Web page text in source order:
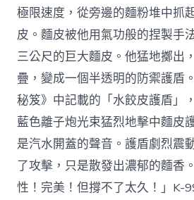
極限速度，從旁邊的麵粉堆中抓
皮。麵皮被他用氣功般的捏製手
三公尺的巨大麵皮。他猛地擲出
疊，變成一個半透明的防禦護盾
秘笈》中記載的「水餃皮護盾」
藍色離子炮光束猛烈地擊中麵皮
是汽水開蓋的聲音。護盾劇烈震
了攻擊，只是散發出濃郁的麵香
性！完美！但撐不了太久！」K-